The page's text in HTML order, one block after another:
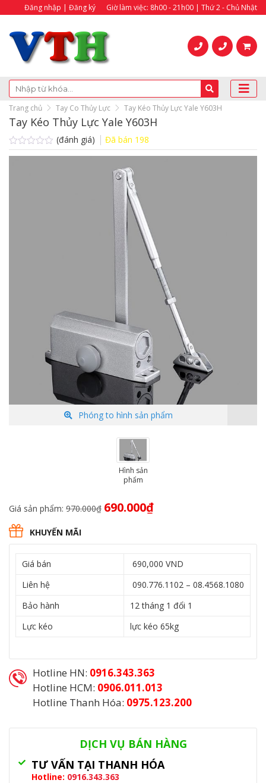
Đăng nhập | Đăng ký Giờ làm việc: 8h00 - 21h00 | Thứ 2 - Chủ Nhật
Trang chủ Tay Co Thủy Lực Tay Kéo Thủy Lực Yale Y603H
Tay Kéo Thủy Lực Yale Y603H
Được
(đánh giá) Đã bán 198
Phóng to hình sản phẩm
Hình sản
phẩm
Giá sản phẩm: 970.000₫ Giá
gốc
690.000₫Giá
690.000₫.
KHUYẾN MÃI
Giá bán
690,000 VND
Liên hệ
090.776.1102 – 08.4568.1080
Bảo hành
12 tháng 1 đổi 1
Lực kéo
lực kéo 65kg
Hotline HN: 0916.343.363
Hotline HCM: 0906.011.013
Hotline Thanh Hóa: 0975.123.200
Danh mục:Tay Co Thủy Lực
DỊCH VỤ BÁN HÀNG
TƯ VẤN TẠI THANH HÓA
Hotline: 0916.343.363